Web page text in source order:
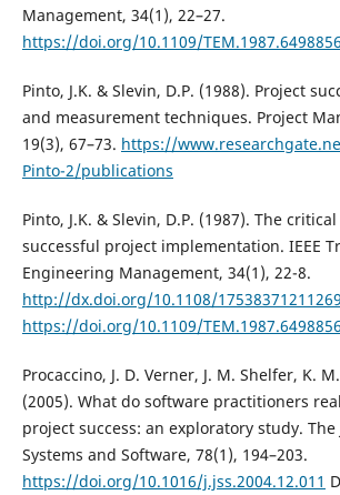
Management, 34(1), 22–27.
https://doi.org/10.1109/TEM.1987.6498856
Pinto, J.K. & Slevin, D.P. (1988). Project
and measurement techniques. Project
19(3), 67–73. https://
Pinto-2/publications
Pinto, J.K. & Slevin, D.P. (1987). The
successful project implementation. IEEE
Engineering Management, 34(1), 22-8.
http://dx.doi.org/10.1108/
https://doi.org/10.1109/TEM.1987.6498856
Procaccino, J. D. Verner, J. M. Shelfer, K.
(2005). What do software practitioners
project success: an exploratory study. The
Systems and Software, 78(1), 194–203.
https://doi.org/10.1016/j.jss.2004.12.011